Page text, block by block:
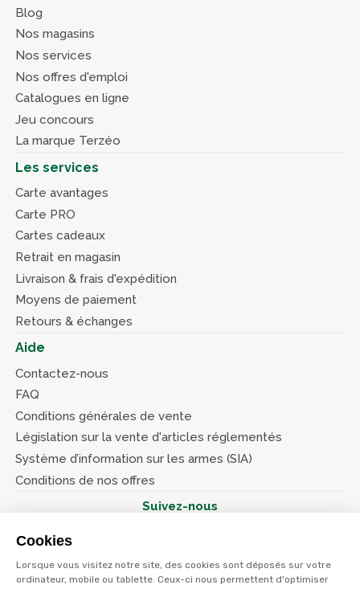
Cookies
Lorsque vous visitez notre site, des cookies sont déposés sur votre
ordinateur, mobile ou tablette. Ceux-ci nous permettent d'optimiser
Blog
Nos magasins
Nos services
Nos offres d'emploi
Catalogues en ligne
Jeu concours
La marque Terzéo
Les services
Carte avantages
Carte PRO
Cartes cadeaux
Retrait en magasin
Livraison & frais d'expédition
Moyens de paiement
Retours & échanges
Aide
Contactez-nous
FAQ
Conditions générales de vente
Législation sur la vente d'articles réglementés
Système d’information sur les armes (SIA)
Conditions de nos offres
Suivez-nous